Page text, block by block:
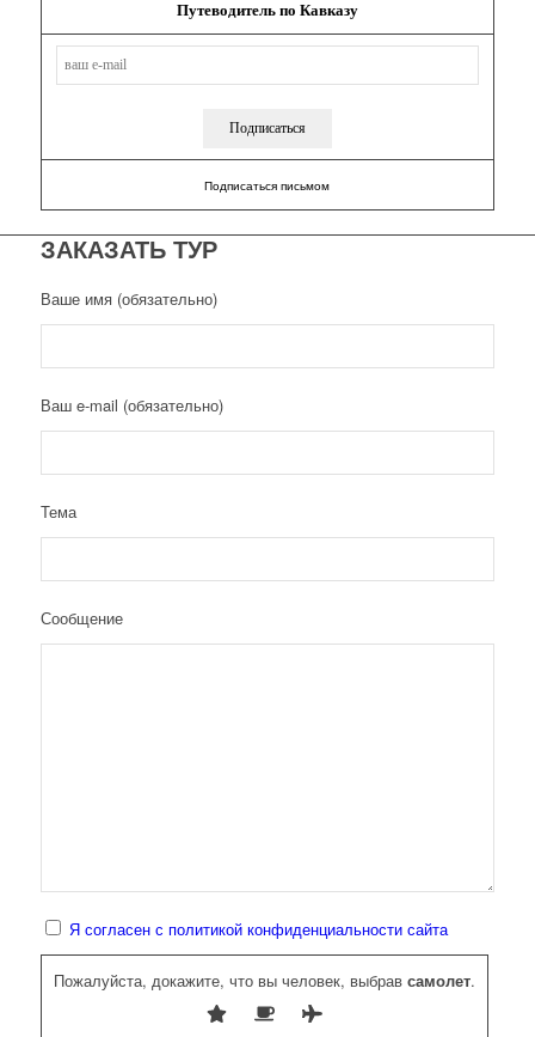
Путеводитель по Кавказу
Подписаться письмом
ЗАКАЗАТЬ ТУР
Ваше имя (обязательно)
Ваш e-mail (обязательно)
Тема
Сообщение
Я согласен с политикой конфиденциальности сайта
Пожалуйста, докажите, что вы человек, выбравсамолет.